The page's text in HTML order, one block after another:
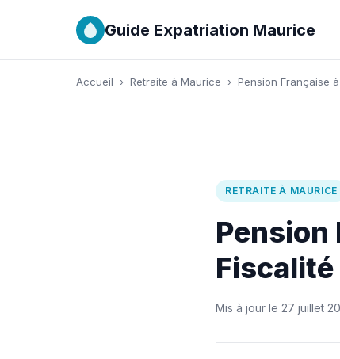
Guide Expatriation Maurice
Accueil › Retraite à Maurice › Pension Française
RETRAITE À MAURICE
Pension
Fiscalité
Mis à jour le 27 juillet